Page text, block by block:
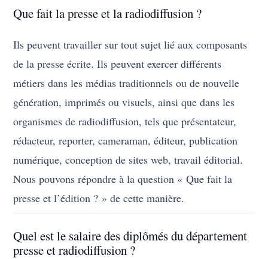
Que fait la presse et la radiodiffusion ?
Ils peuvent travailler sur tout sujet lié aux composants
de la presse écrite. Ils peuvent exercer différents
métiers dans les médias traditionnels ou de nouvelle
génération, imprimés ou visuels, ainsi que dans les
organismes de radiodiffusion, tels que présentateur,
rédacteur, reporter, cameraman, éditeur, publication
numérique, conception de sites web, travail éditorial.
Nous pouvons répondre à la question « Que fait la
presse et l’édition ? » de cette manière.
Quel est le salaire des diplômés du département
presse et radiodiffusion ?